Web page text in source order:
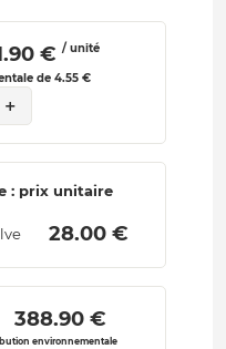
€ / unité
de 4.55 €
+
: prix unitaire
28.00 €
388.90 €
environnementale